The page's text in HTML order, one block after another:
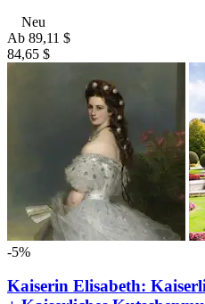
Neu
Ab 89,11 $
84,65 $
-5%
Kaiserin Elisabeth: